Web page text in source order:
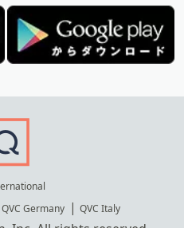
QVC Germany QVC Italy